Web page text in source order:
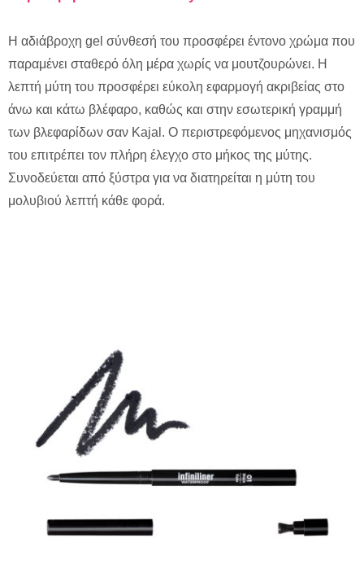
Η αδιάβροχη gel σύνθεσή του προσφέρει έντονο χρώμα που
παραμένει σταθερό όλη μέρα χωρίς να μουτζουρώνει. Η
λεπτή μύτη του προσφέρει εύκολη εφαρμογή ακριβείας στο
άνω και κάτω βλέφαρο, καθώς και στην εσωτερική γραμμή
των βλεφαρίδων σαν Kajal. Ο περιστρεφόμενος μηχανισμός
του επιτρέπει τον πλήρη έλεγχο στο μήκος της μύτης.
Συνοδεύεται από ξύστρα για να διατηρείται η μύτη του
μολυβιού λεπτή κάθε φορά.